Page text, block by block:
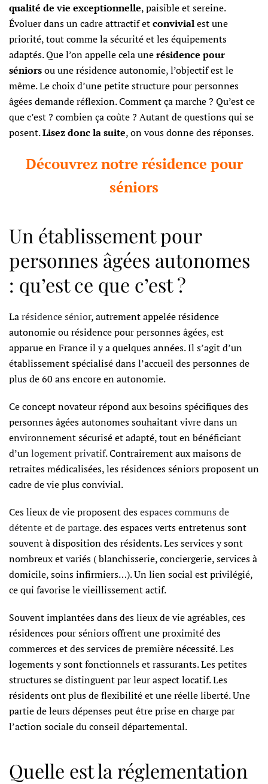
qualité de vie exceptionnelle, paisible et sereine.
Évoluer dans un cadre attractif etconvivialest une
priorité, tout comme la sécurité et les équipements
adaptés. Que l’on appelle cela unerésidence pour
séniorsou une résidence autonomie, l’objectif est le
même. Le choix d’une petite structure pour personnes
âgées demande réflexion. Comment ça marche ? Qu’est ce
que c’est ? combien ça coûte ? Autant de questions qui se
posent.Lisez donc la suite, on vous donne des réponses.
Découvrez notre résidence pour
séniors
Un établissement pour
personnes âgées autonomes
: qu’est ce que c’est ?
Larésidence sénior, autrement appelée résidence
autonomie ou résidence pour personnes âgées, est
apparue en France il y a quelques années. Il s’agit d’un
établissement spécialisé dans l’accueil des personnes de
plus de 60 ans encore en autonomie.
Ce concept novateur répond aux besoins spécifiques des
personnes âgées autonomes souhaitant vivre dans un
environnement sécurisé et adapté, tout en bénéficiant
d’unlogement privatif. Contrairement aux maisons de
retraites médicalisées, les résidences séniors proposent un
cadre de vie plus convivial.
Ces lieux de vie proposent desespaces communs de
détente et de partage. des espaces verts entretenus sont
souvent à disposition des résidents. Les services y sont
nombreux et variés ( blanchisserie, conciergerie, services à
domicile, soins infirmiers…). Un lien social est privilégié,
ce qui favorise le vieillissement actif.
Souvent implantées dans des lieux de vie agréables, ces
résidences pour séniors offrent une proximité des
commerces et des services de première nécessité. Les
logements y sont fonctionnels et rassurants. Les petites
structures se distinguent par leur aspect locatif. Les
résidents ont plus de flexibilité et une réelle liberté. Une
partie de leurs dépenses peut être prise en charge par
l’action sociale du conseil départemental.
Quelle est la réglementation